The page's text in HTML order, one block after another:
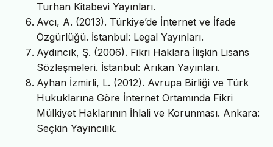
Turhan Kitabevi Yayınları.
Avcı, A. (2013). Türkiye’de İnternet ve İfade
Özgürlüğü. İstanbul: Legal Yayınları.
Aydıncık, Ş. (2006). Fikri Haklara İlişkin Lisans
Sözleşmeleri. İstanbul: Arıkan Yayınları.
Ayhan İzmirli, L. (2012). Avrupa Birliği ve Türk
Hukuklarına Göre İnternet Ortamında Fikri
Mülkiyet Haklarının İhlali ve Korunması. Ankara:
Seçkin Yayıncılık.